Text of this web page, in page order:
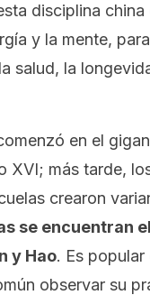
disciplina china
y la mente,
salud, la
en el
XVI; más tarde,
crearon
se encuentran
y Hao. Es
observar su